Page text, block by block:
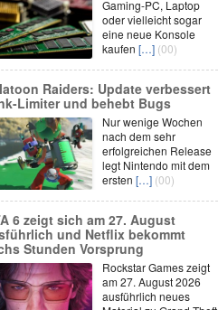
Gaming-PC, Laptop
oder vielleicht sogar
eine neue Konsole
kaufen […] (00)
Raiders: Update verbessert
Limiter und behebt Bugs
Nur wenige Wochen
nach dem sehr
erfolgreichen Release
legt Nintendo mit dem
ersten […] (00)
6 zeigt sich am 27. August
und Netflix bekommt
Stunden Vorsprung
Rockstar Games zeigt
am 27. August 2026
ausführlich neues